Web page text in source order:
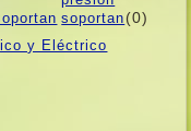
(0)
y Eléctrico